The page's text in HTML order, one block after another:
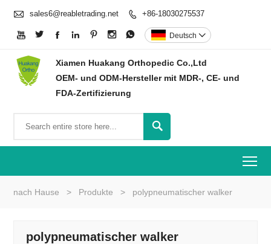
 sales6@reabletrading.net  +86-18030275537
       Deutsch 
Xiamen Huakang Orthopedic Co.,Ltd
OEM- und ODM-Hersteller mit MDR-, CE- und
FDA-Zertifizierung

nach Hause > Produkte > polypneumatischer walker
polypneumatischer walker